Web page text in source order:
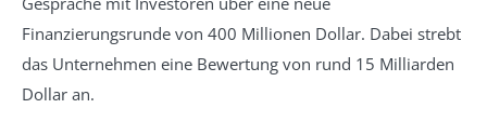
Finanzierungsrunde von 400 Millionen Dollar. Dabei strebt
das Unternehmen eine Bewertung von rund 15 Milliarden
Dollar an.